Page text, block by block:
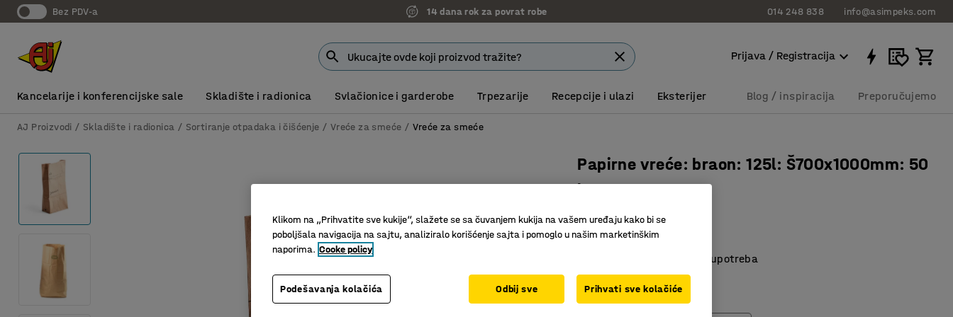
bez PDV-a 14 dana rok za povrat robe 014 248 838 info@asimpeks.com
Prijava / Registracija
Kancelarije i konferencijske sale Skladište i radionica Svlačionice i garderobe Trpezarije Recepcije i ulazi Eksterijer Blog / inspiracija Preporučujemo
AJ Proizvodi Skladište i radionica Sortiranje otpadaka i čišćenje Vreće za smeće Vreće za smeće
Papirne vreće: braon: 125l: Š700x1000mm: 50
kom
Art. br. : 24581
Izdržljive vreće
Higijenske, jednokratno upotreba
Biorazgradive
Zapremina (L)
Klikom na „Prihvatite sve kukije“, slažete se sa čuvanjem kukija na vašem uređaju kako bi se
poboljšala navigacija na sajtu, analiziralo korišćenje sajta i pomoglo u našim marketinškim
naporima. Cooke policy
Podešavanja kolačića Odbij sve Prihvati sve kolačiće